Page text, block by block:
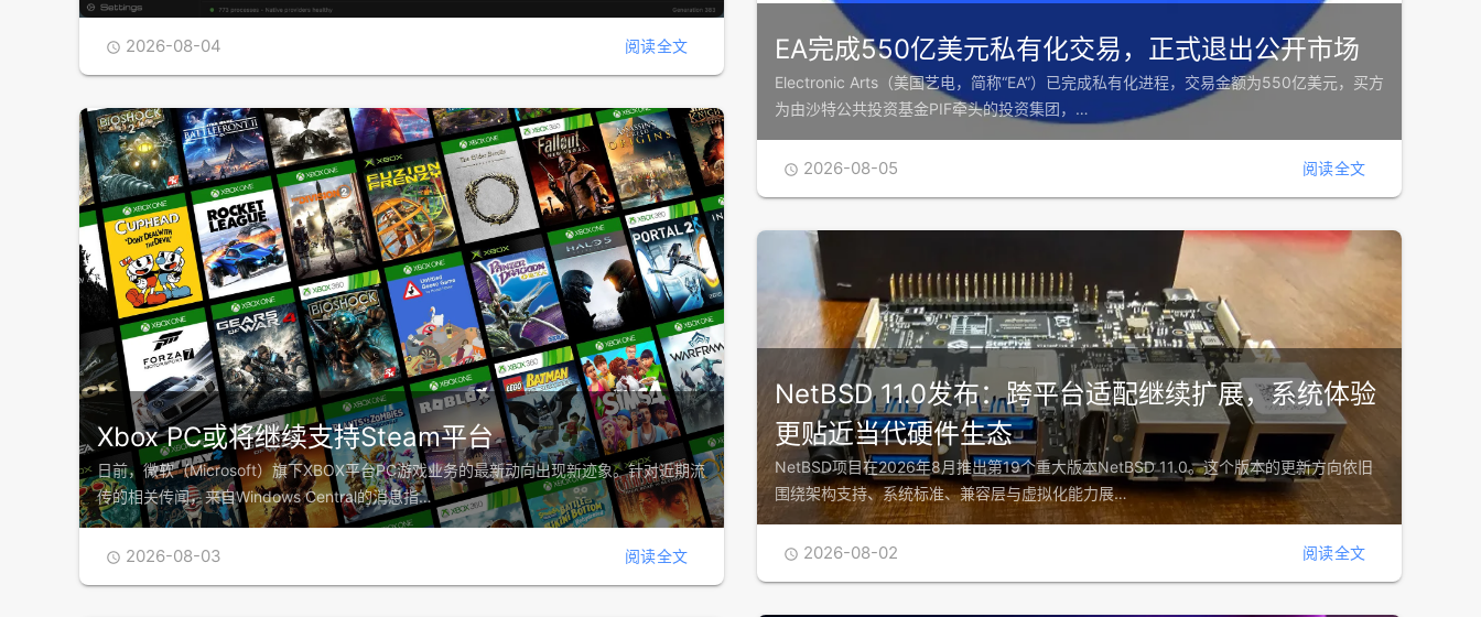
EA完成550亿美元私有化交易，正式退出公开市场
Electronic Arts（美国艺电，简称“EA”）已完成私有化进程，交易金额为550亿美元，买方
为由沙特公共投资基金PIF牵头的投资集团，…
 2026-08-05 阅读全文
 2026-08-04 阅读全文
Xbox PC或将继续支持Steam平台
日前，微软（Microsoft）旗下XBOX平台PC游戏业务的最新动向出现新迹象。针对近期流
传的相关传闻，来自Windows Central的消息指…
 2026-08-03 阅读全文
NetBSD 11.0发布：跨平台适配继续扩展，系统体验
更贴近当代硬件生态
NetBSD项目在2026年8月推出第19个重大版本NetBSD 11.0。这个版本的更新方向依旧
围绕架构支持、系统标准、兼容层与虚拟化能力展…
 2026-08-02 阅读全文